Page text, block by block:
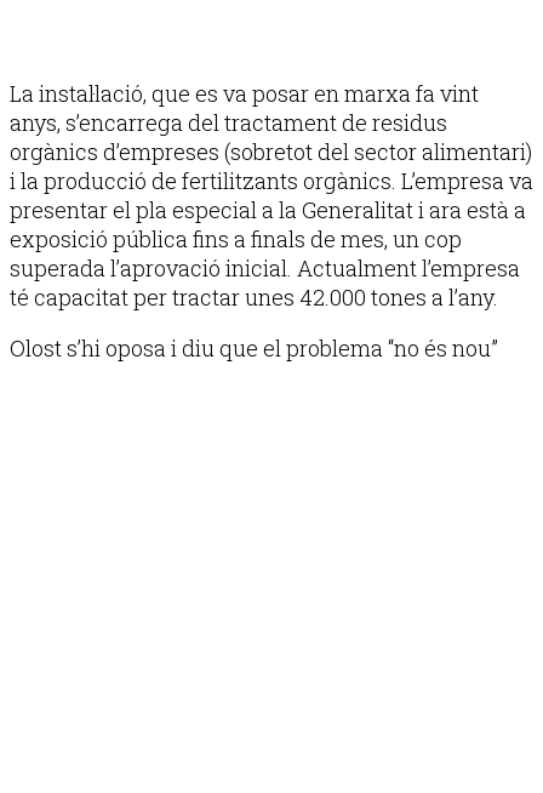
La instal·lació, que es va posar en marxa fa vint
anys, s’encarrega del tractament de residus
orgànics d’empreses (sobretot del sector alimentari)
i la producció de fertilitzants orgànics. L’empresa va
presentar el pla especial a la Generalitat i ara està a
exposició pública fins a finals de mes, un cop
superada l’aprovació inicial. Actualment l’empresa
té capacitat per tractar unes 42.000 tones a l’any.
Olost s’hi oposa i diu que el problema “no és nou”